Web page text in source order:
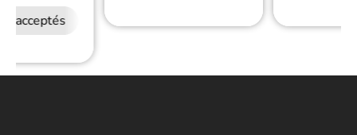
acceptés